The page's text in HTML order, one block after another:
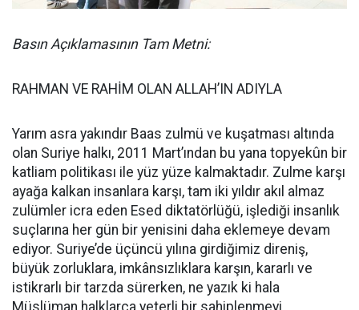
Basın Açıklamasının Tam Metni:
RAHMAN VE RAHİM OLAN ALLAH’IN ADIYLA
Yarım asra yakındır Baas zulmü ve kuşatması altında
olan Suriye halkı, 2011 Mart’ından bu yana topyekûn bir
katliam politikası ile yüz yüze kalmaktadır. Zulme karşı
ayağa kalkan insanlara karşı, tam iki yıldır akıl almaz
zulümler icra eden Esed diktatörlüğü, işlediği insanlık
suçlarına her gün bir yenisini daha eklemeye devam
ediyor. Suriye’de üçüncü yılına girdiğimiz direniş,
büyük zorluklara, imkânsızlıklara karşın, kararlı ve
istikrarlı bir tarzda sürerken, ne yazık ki hala
Müslüman halklarca yeterli bir sahiplenmeyi